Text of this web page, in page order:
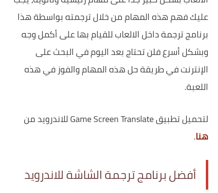
عليك فهم هذه المهام من خلال ترجمته بواسطة هذا
برنامج ترجمة داخل الالعاب للقيام بها على أكمل وجه
وبشكل أسرع فلن تحتاج بعد اليوم في البحث على
الإنترنت في طريقة حل هذه المهام والفوز في هذه
اللعبة.
لتحميل تطبيق Game Screen Translate للاندرويد من
هنا.
أفضل برنامج ترجمة الشاشة للاندرويد